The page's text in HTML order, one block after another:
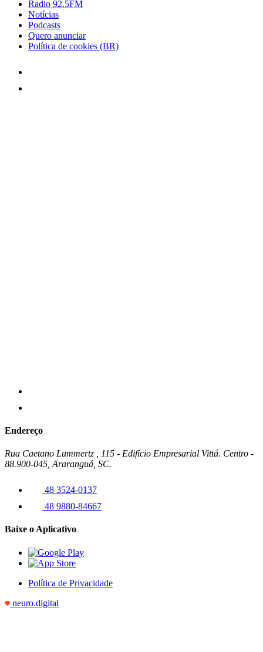
Radio 92.5FM
Notícias
Podcasts
Quero anunciar
Política de cookies (BR)
Endereço
Rua Caetano Lummertz , 115 - Edifício Empresarial Vittá. Centro -
88.900-045, Araranguá, SC.
48 3524-0137
48 9880-84667
Baixe o Aplicativo
Política de Privacidade
neuro.digital